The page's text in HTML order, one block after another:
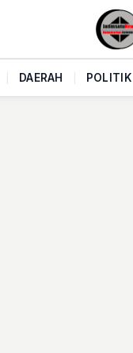
DAERAH POLITIK